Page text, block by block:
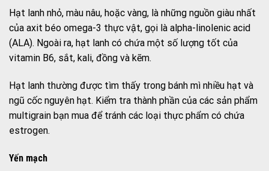
Hạt lanh nhỏ, màu nâu, hoặc vàng, là những nguồn giàu nhất
của axit béo omega-3 thực vật, gọi là alpha-linolenic acid
(ALA). Ngoài ra, hạt lanh có chứa một số lượng tốt của
vitamin B6, sắt, kali, đồng và kẽm.
Hạt lanh thường được tìm thấy trong bánh mì nhiều hạt và
ngũ cốc nguyên hạt. Kiểm tra thành phần của các sản phẩm
multigrain bạn mua để tránh các loại thực phẩm có chứa
estrogen.
Yến mạch